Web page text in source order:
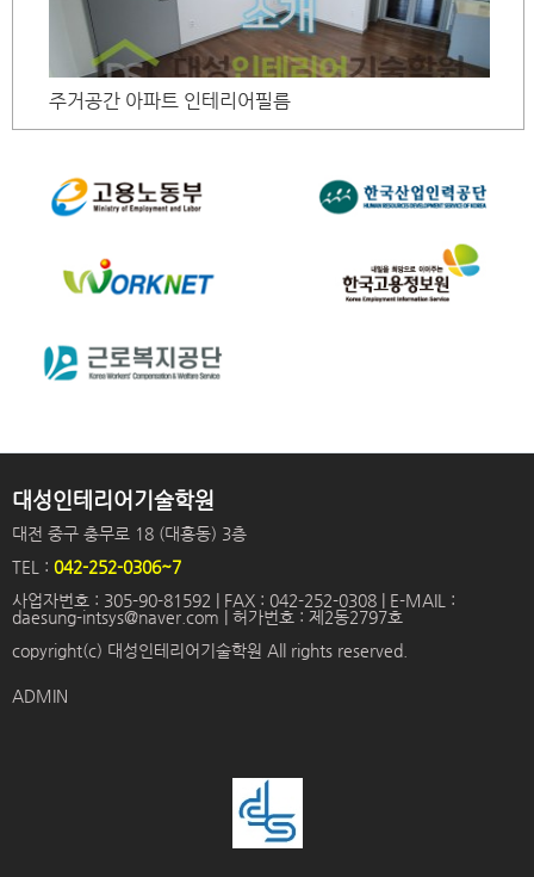
주거공간 아파트 인테리어필름
대성인테리어기술학원
대전 중구 충무로 18 (대흥동) 3층
TEL : 042-252-0306~7
사업자번호 : 305-90-81592 | FAX : 042-252-0308 | E-MAIL :
daesung-intsys@naver.com | 허가번호 : 제2동2797호
copyright(c) 대성인테리어기술학원 All rights reserved.
ADMIN